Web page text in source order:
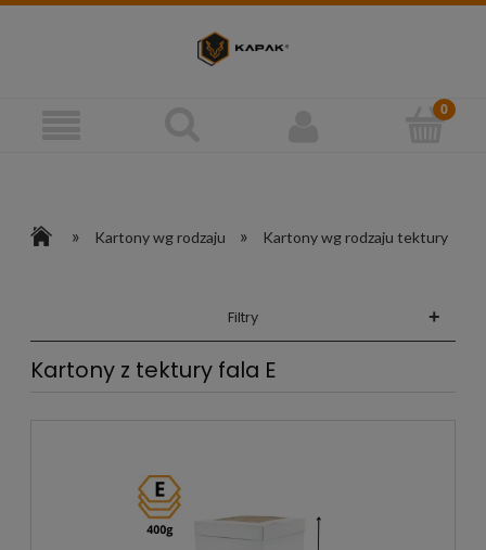
» Kartony wg rodzaju » Kartony wg rodzaju tektury
Filtry +
Kartony z tektury fala E